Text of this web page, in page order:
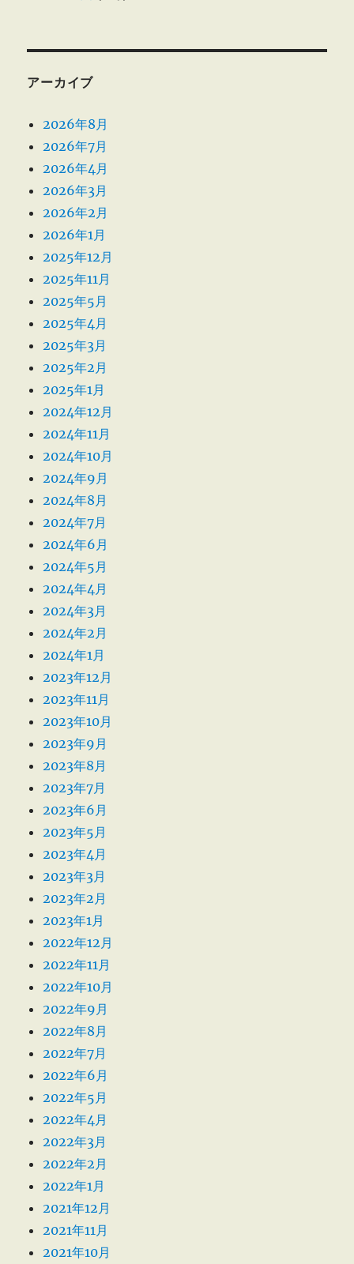
アーカイブ
2026年8月
2026年7月
2026年4月
2026年3月
2026年2月
2026年1月
2025年12月
2025年11月
2025年5月
2025年4月
2025年3月
2025年2月
2025年1月
2024年12月
2024年11月
2024年10月
2024年9月
2024年8月
2024年7月
2024年6月
2024年5月
2024年4月
2024年3月
2024年2月
2024年1月
2023年12月
2023年11月
2023年10月
2023年9月
2023年8月
2023年7月
2023年6月
2023年5月
2023年4月
2023年3月
2023年2月
2023年1月
2022年12月
2022年11月
2022年10月
2022年9月
2022年8月
2022年7月
2022年6月
2022年5月
2022年4月
2022年3月
2022年2月
2022年1月
2021年12月
2021年11月
2021年10月